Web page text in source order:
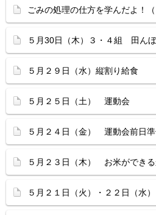
ごみの処理の仕方を学んだよ！
５月30日（木）３・４組 田ん
５月２９日（水）縦割り給食
５月２５日（土） 運動会
５月２４日（金） 運動会前日
５月２３日（木） お米ができる
５月２１日（火）・２２日（水